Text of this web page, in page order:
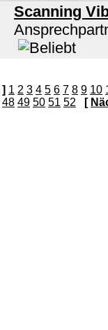
Scanning
] 1 2 3 4 5 6 7 8 9 10
48 49 50 51 52 [